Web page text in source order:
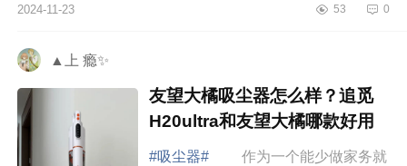
的洗地机试试。经过一番挑选最终选
2024-11-23 53 0
▲上 瘾✨
友望大橘吸尘器怎么样？追觅
H20ultra和友望大橘哪款好用
#吸尘器#
作为一个能少做家务就